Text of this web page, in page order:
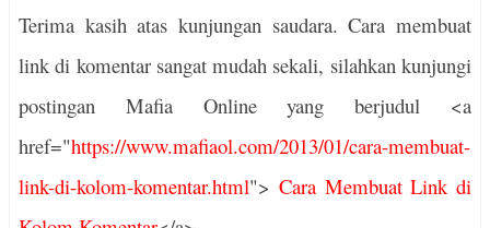
Terima kasih atas kunjungan saudara. Cara membuat
link di komentar sangat mudah sekali, silahkan kunjungi
postingan Mafia Online yang berjudul <a
href="https://www.mafiaol.com/2013/01/cara-membuat-
link-di-kolom-komentar.html"> Cara Membuat Link di